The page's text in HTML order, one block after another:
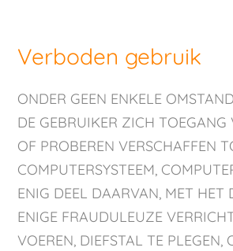
Verboden gebruik
ONDER GEEN ENKELE
DE GEBRUIKER ZICH TOEGANG
OF PROBEREN VERSCHAFFEN
COMPUTERSYSTEEM,
ENIG DEEL DAARVAN, MET HET
ENIGE FRAUDULEUZE
VOEREN, DIEFSTAL TE PLEGEN,